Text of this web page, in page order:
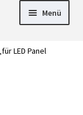
Menü
► LED Panel
►
LED Panel